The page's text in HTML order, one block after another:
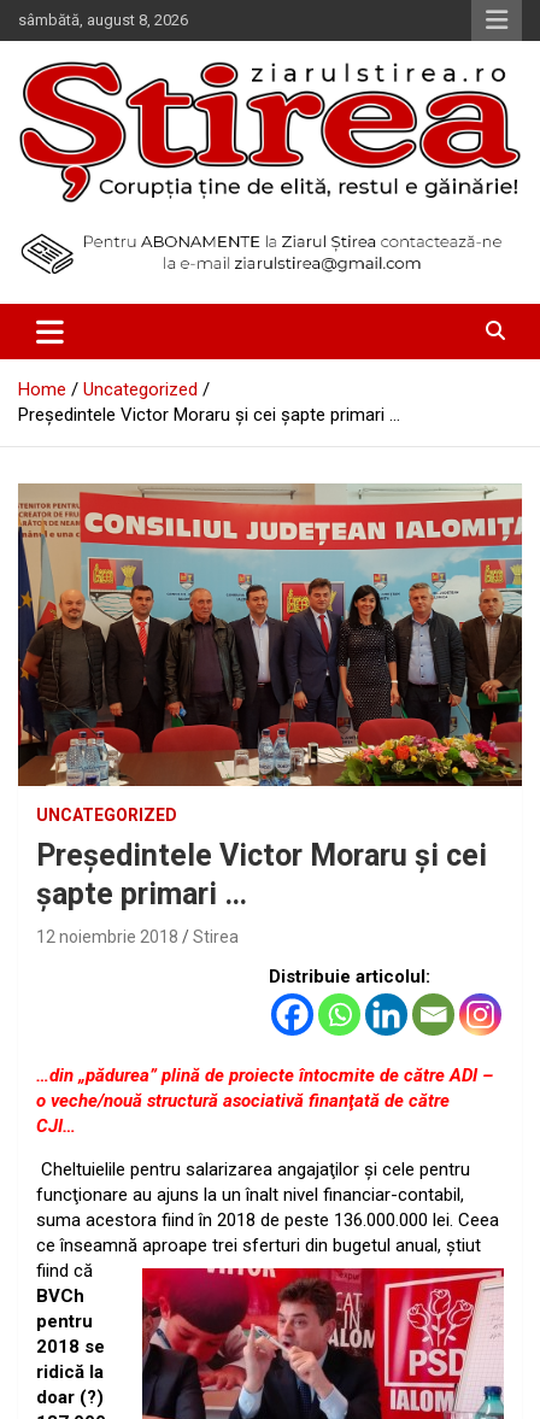
Skip
to
content
sâmbătă, august 8, 2026
Ziarul Știrea
Home
Uncategorized
Preşedintele Victor Moraru şi cei şapte primari …
UNCATEGORIZED
Preşedintele Victor Moraru şi cei
şapte primari …
12 noiembrie 2018 Stirea
Distribuie articolul:
…din „pădurea” plină de proiecte întocmite de către ADI –
o veche/nouă structură asociativă finanţată de către
CJI…
Cheltuielile pentru salarizarea angajaţilor şi cele pentru
funcţionare au ajuns la un înalt nivel financiar-contabil,
suma acestora fiind în 2018 de peste 136.000.000 lei. Ceea
ce înseamnă aproape trei sferturi din bugetul anual, ştiut
fiind că
BVCh
pentru
2018 se
ridică la
doar (?)